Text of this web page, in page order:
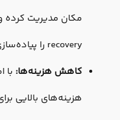
recovery را پیاده‌سازی و اجرا کنید.
کاهش هزینه‌ها: با
هزینه‌های بالایی